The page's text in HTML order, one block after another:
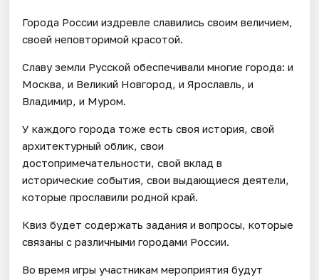
Города России издревле славились своим величием,
своей неповторимой красотой.
Славу земли Русской обеспечивали многие города: и
Москва, и Великий Новгород, и Ярославль, и
Владимир, и Муром.
У каждого города тоже есть своя история, свой
архитектурный облик, свои
достопримечательности, свой вклад в
исторические события, свои выдающиеся деятели,
которые прославили родной край.
Квиз будет содержать задания и вопросы, которые
связаны с различными городами России.
Во время игры участникам мероприятия будут